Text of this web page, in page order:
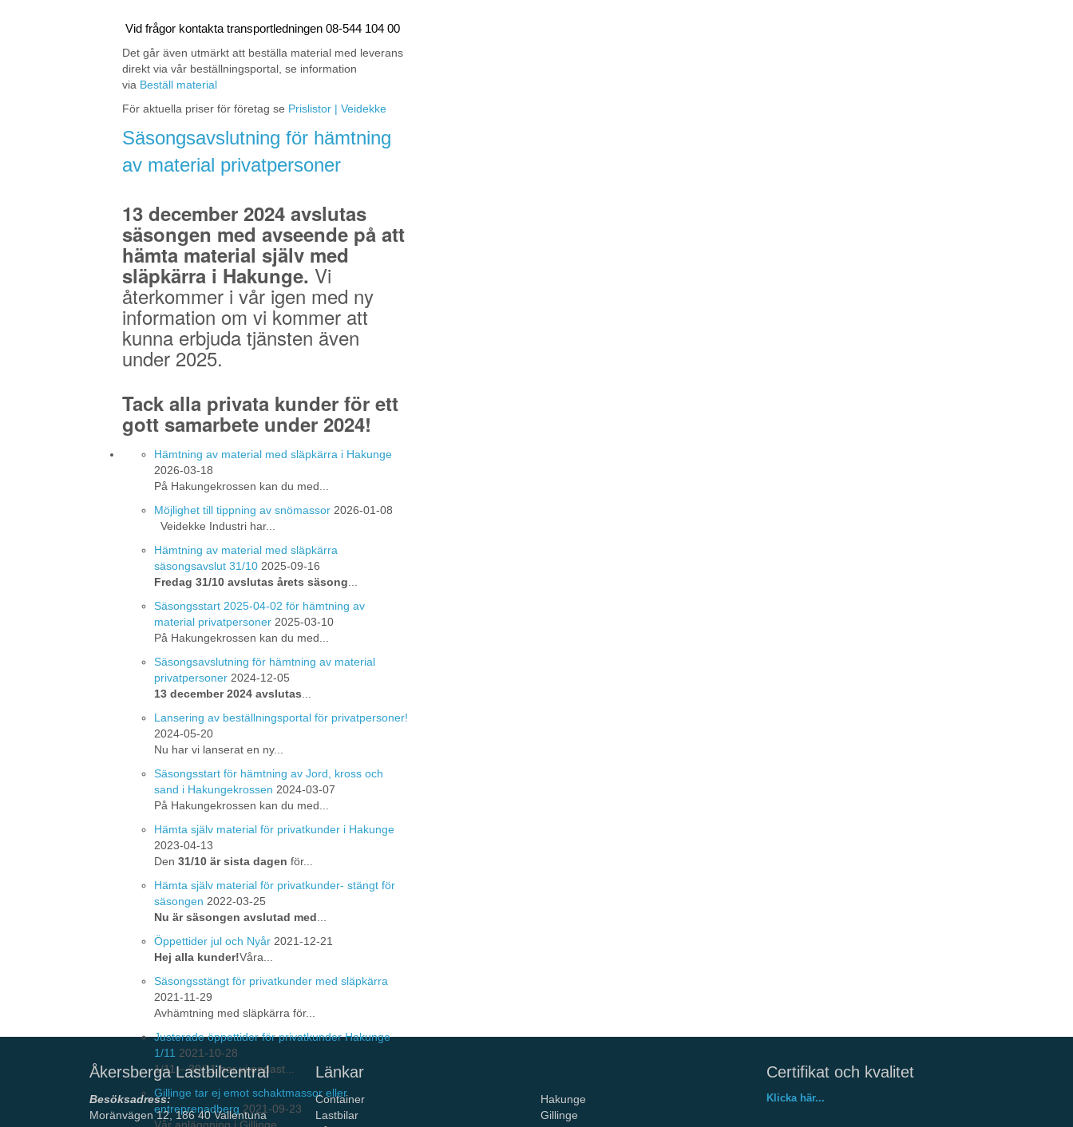
Vid frågor kontakta transportledningen 08-544 104 00
Det går även utmärkt att beställa material med leverans
direkt via vår beställningsportal, se information
via Beställ material
För aktuella priser för företag se Prislistor | Veidekke
Säsongsavslutning för hämtning
av material privatpersoner
13 december 2024 avslutas
säsongen med avseende på att
hämta material själv med
släpkärra i Hakunge. Vi
återkommer i vår igen med ny
information om vi kommer att
kunna erbjuda tjänsten även
under 2025.
Tack alla privata kunder för ett
gott samarbete under 2024!
Hämtning av material med släpkärra i Hakunge
2026-03-18
På Hakungekrossen kan du med...
Möjlighet till tippning av snömassor 2026-01-08
Veidekke Industri har...
Hämtning av material med släpkärra
säsongsavslut 31/10 2025-09-16
Fredag 31/10 avslutas årets säsong
Säsongsstart 2025-04-02 för hämtning av
material privatpersoner 2025-03-10
På Hakungekrossen kan du med...
Säsongsavslutning för hämtning av material
privatpersoner 2024-12-05
13 december 2024 avslutas
Lansering av beställningsportal för privatpersoner!
2024-05-20
Nu har vi lanserat en ny...
Säsongsstart för hämtning av Jord, kross och
sand i Hakungekrossen 2024-03-07
På Hakungekrossen kan du med...
Hämta själv material för privatkunder i Hakunge
2023-04-13
Den 31/10 är sista dagen för...
Hämta själv material för privatkunder- stängt för
säsongen 2022-03-25
Nu är säsongen avslutad med
Öppettider jul och Nyår 2021-12-21
Hej alla kunder!Våra...
Säsongsstängt för privatkunder med släpkärra
2021-11-29
Avhämtning med släpkärra för...
Justerade öppettider för privatkunder Hakunge
1/11 2021-10-28
1/11 – 30/11 har vi endast...
Gillinge tar ej emot schaktmassor eller
entreprenadberg 2021-09-23
Åkersberga Lastbilcentral
Besöksadress:
Moränvägen 12, 186 40 Vallentuna
Länkar
Container
Lastbilar
Hakunge
Gillinge
Certifikat och kvalitet
Klicka här...